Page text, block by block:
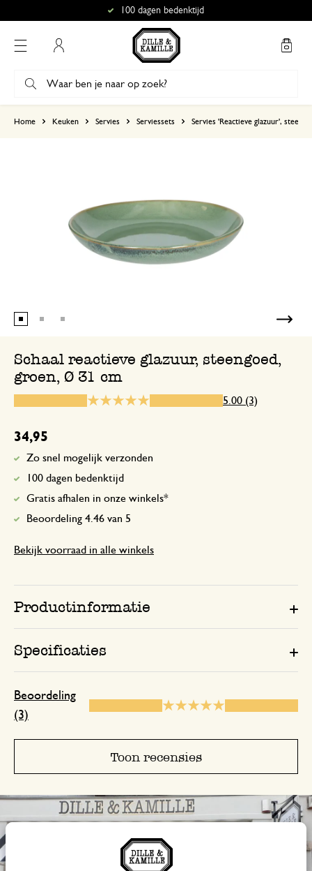
100 dagen bedenktijd
Home Keuken Servies Serviessets Servies 'Reactieve glazuur',
Schaal reactieve glazuur, steengoed,
groen, Ø 31 cm
5.00 (3)
34,95
Zo snel mogelijk verzonden
100 dagen bedenktijd
Gratis afhalen in onze winkels*
Beoordeling 4.46 van 5
Bekijk voorraad in alle winkels
Productinformatie
Specificaties
Beoordeling
(3)
Toon recensies
1
Mooie kleur
20 februari 2026
Enkel een score, geen toelichting